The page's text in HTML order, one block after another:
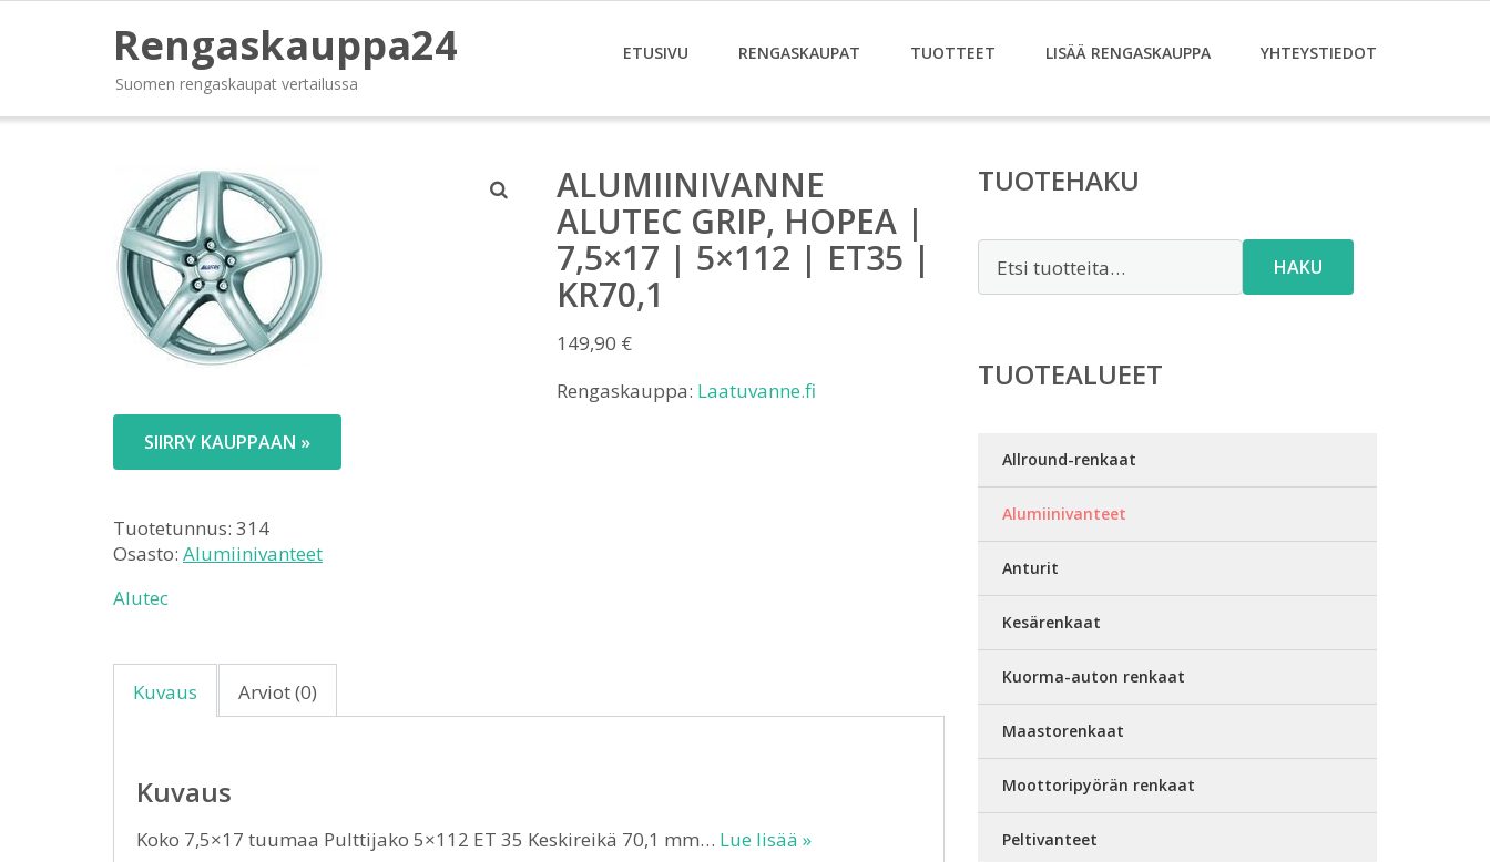
Rengaskauppa24
Suomen rengaskaupat vertailussa
ETUSIVU RENGASKAUPAT TUOTTEET LISÄÄ RENGASKAUPPA YHTEYSTIEDOT
ALUMIINIVANNE
ALUTEC GRIP, HOPEA |
7,5×17 | 5×112 | ET35 |
KR70,1
149,90 €
Rengaskauppa: Laatuvanne.fi
SIIRRY KAUPPAAN »
Tuotetunnus: 314
Osasto: Alumiinivanteet
Alutec
Kuvaus Arviot (0)
Kuvaus
Koko 7,5×17 tuumaa Pulttijako 5×112 ET 35 Keskireikä 70,1 mm… Lue lisää »
TUOTEHAKU
HAKU
TUOTEALUEET
Allround-renkaat
Alumiinivanteet
Anturit
Kesärenkaat
Kuorma-auton renkaat
Maastorenkaat
Moottoripyörän renkaat
Peltivanteet